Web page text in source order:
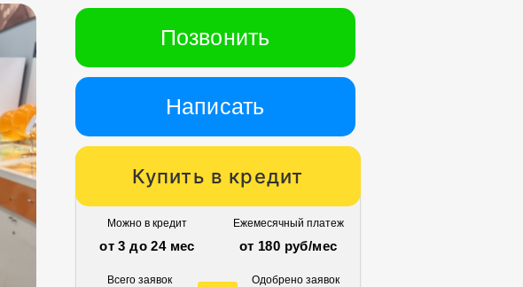
Позвонить
Написать
Купить в кредит
Можно в кредит
от 3 до 24 мес
Ежемесячный платеж
от 180 руб/мес
Всего заявок Одобрено заявок